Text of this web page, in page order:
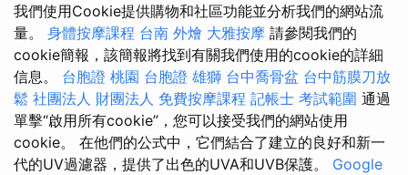
我們使用Cookie提供購物和社區功能並分析我們的網站流
量。 身體按摩課程 台南 外燴 大雅按摩 請參閱我們的
cookie簡報，該簡報將找到有關我們使用的cookie的詳細
信息。 台胞證 桃園 台胞證 雄獅 台中喬骨盆 台中筋膜刀放
鬆 社團法人 財團法人 免費按摩課程 記帳士 考試範圍 通過
單擊“啟用所有cookie”，您可以接受我們的網站使用
cookie。 在他們的公式中，它們結合了建立的良好和新一
代的UV過濾器，提供了出色的UVA和UVB保護。 Google